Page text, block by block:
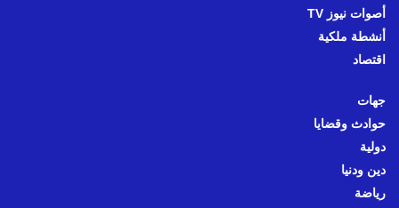
أصوات نيوز TV
أنشطة ملكية
اقتصاد
جهات
حوادث وقضايا
دولية
دين ودنيا
رياضة